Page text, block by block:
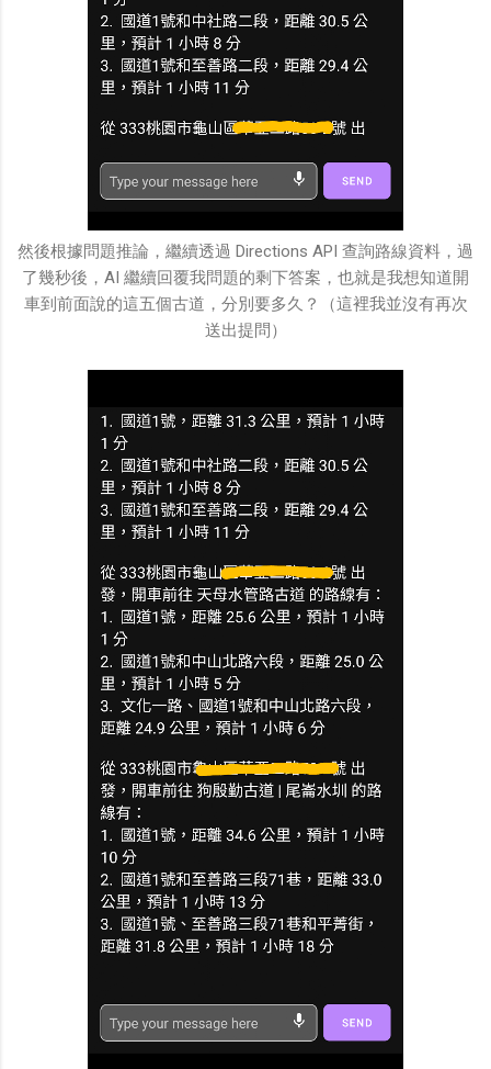
然後根據問題推論，繼續透過 Directions API 查詢路線資料，過
了幾秒後，AI 繼續回覆我問題的剩下答案，也就是我想知道開
車到前面說的這五個古道，分別要多久？（這裡我並沒有再次
送出提問）